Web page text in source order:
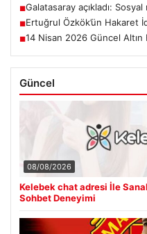
■Galatasaray açıkladı:
■Ertuğrul Özkök’ün Hakaret
■14 Nisan 2026 Güncel Altın
Güncel
08/08/2026
Kelebek chat adresi İle
Sohbet Deneyimi